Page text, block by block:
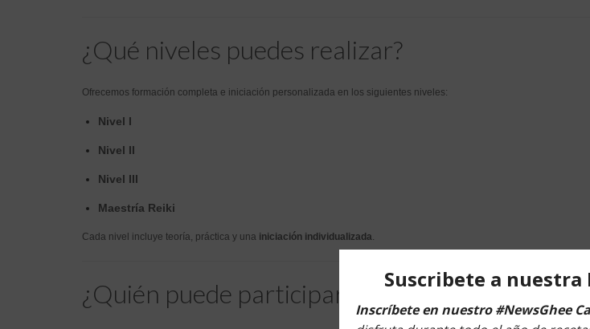
¿Qué niveles puedes realizar?
Ofrecemos formación completa e iniciación personalizada en los siguientes niveles:
Nivel I
Nivel II
Nivel III
Maestría Reiki
Cada nivel incluye teoría, práctica y una iniciación individualizada.
¿Quién puede participar?